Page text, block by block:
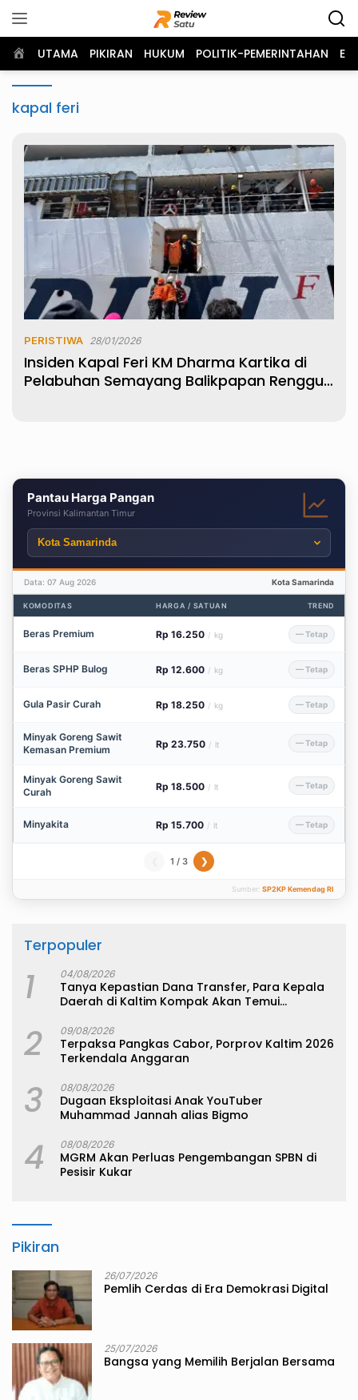
ke
Home
UTAMA PIKIRAN HUKUM POLITIK-PEMERINTAHAN
kapal feri
PERISTIWA 28/01/2026
Insiden Kapal Feri KM Dharma Kartika di
Pelabuhan Semayang Balikpapan Renggut
Pantau Harga Pangan
Provinsi Kalimantan Timur
Data: 07 Aug 2026 Kota Samarinda
KOMODITAS HARGA / SATUAN TREND
Beras Premium Rp 16.250 / kg — Tetap
Beras SPHP Bulog Rp 12.600 / kg — Tetap
Gula Pasir Curah Rp 18.250 / kg — Tetap
Minyak Goreng Sawit
Kemasan Premium
Rp 23.750 / lt — Tetap
Minyak Goreng Sawit
Curah
Rp 18.500 / lt — Tetap
Minyakita Rp 15.700 / lt — Tetap
1 / 3 ❯
Sumber: SP2KP Kemendag RI
Terpopuler
1 04/08/2026
Tanya Kepastian Dana Transfer, Para Kepala
Daerah di Kaltim Kompak Akan Temui
2 09/08/2026
Terpaksa Pangkas Cabor, Porprov Kaltim 2026
Terkendala Anggaran
3 08/08/2026
Dugaan Eksploitasi Anak YouTuber
Muhammad Jannah alias Bigmo
4 08/08/2026
MGRM Akan Perluas Pengembangan SPBN di
Pesisir Kukar
Pikiran
26/07/2026
Pemlih Cerdas di Era Demokrasi Digital
25/07/2026
Bangsa yang Memilih Berjalan Bersama